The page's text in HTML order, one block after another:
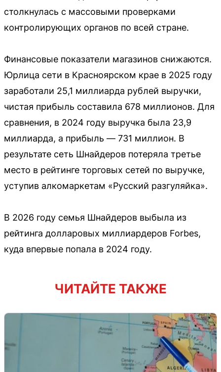
столкнулась с массовыми проверками
контролирующих органов по всей стране.
Финансовые показатели магазинов снижаются.
Юрлица сети в Красноярском крае в 2025 году
заработали 25,1 миллиарда рублей выручки,
чистая прибыль составила 678 миллионов. Для
сравнения, в 2024 году выручка была 23,9
миллиарда, а прибыль — 731 миллион. В
результате сеть Шнайдеров потеряла третье
место в рейтинге торговых сетей по выручке,
уступив алкомаркетам «Русский разгуляйка».
В 2026 году семья Шнайдеров выбыла из
рейтинга долларовых миллиардеров Forbes,
куда впервые попала в 2024 году.
ЧИТАЙТЕ ТАКЖЕ